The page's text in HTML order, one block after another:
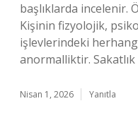
başlıklarda incelenir.
Kişinin fizyolojik,
işlevlerindeki
anormalliktir. Sakatlık
Nisan 1, 2026 Yanıtla